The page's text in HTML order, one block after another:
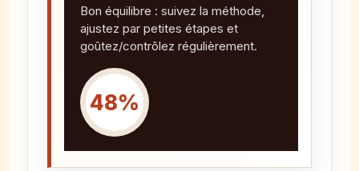
Bon équilibre : suivez la méthode,
ajustez par petites étapes et
goûtez/contrôlez régulièrement.
48%